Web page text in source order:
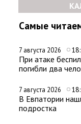
Самые
7 августа 2026
При атаке
погибли два
7 августа 2026
В Евпатории
подростка